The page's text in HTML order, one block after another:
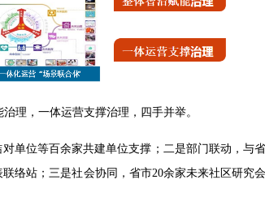
理，一体运营支撑治理，四手并举。
单位等百余家共建单位支撑；二是部门联动，与
络站；三是社会协同，省市20余家未来社区研究